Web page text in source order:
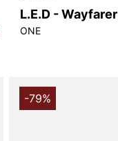
L.E.D - Wayfarer
ONE
-79%